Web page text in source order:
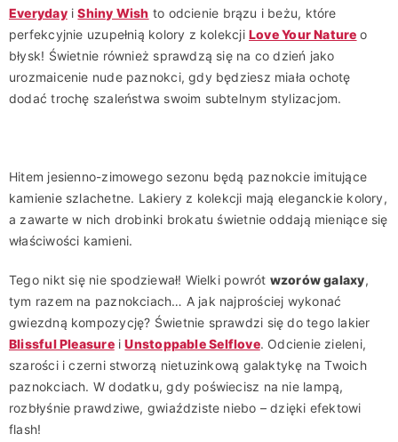
EverydayiShiny Wish to odcienie brązu i beżu, które
perfekcyjnie uzupełnią kolory z kolekcjiLove Your Nature o
błysk! Świetnie również sprawdzą się na co dzień jako
urozmaicenie nude paznokci, gdy będziesz miała ochotę
dodać trochę szaleństwa swoim subtelnym stylizacjom.
Hitem jesienno-zimowego sezonu będą paznokcie imitujące
kamienie szlachetne. Lakiery z kolekcji mają eleganckie kolory,
a zawarte w nich drobinki brokatu świetnie oddają mieniące się
właściwości kamieni.
Tego nikt się nie spodziewał! Wielki powrót wzorów galaxy,
tym razem na paznokciach… A jak najprościej wykonać
gwiezdną kompozycję? Świetnie sprawdzi się do tego lakier
Blissful PleasureiUnstoppable Selflove. Odcienie zieleni,
szarości i czerni stworzą nietuzinkową galaktykę na Twoich
paznokciach. W dodatku, gdy poświecisz na nie lampą,
rozbłyśnie prawdziwe, gwiaździste niebo – dzięki efektowi
flash!